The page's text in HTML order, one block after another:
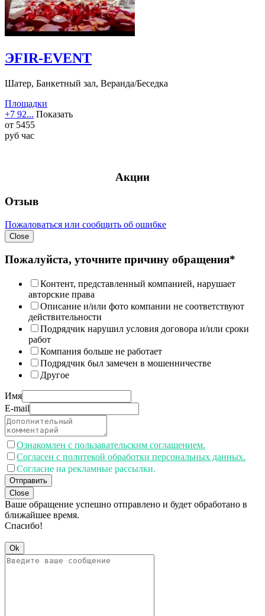
ЭFIR-EVENT
Шатер, Банкетный зал, Веранда/Беседка
Площадки
+7 92... Показать
от 5455
руб час
Акции
Отзыв
Пожаловаться или сообщить об ошибке
Close
Пожалуйста, уточните причину обращения*
Контент, представленный компанией, нарушает
авторские права
Описание и/или фото компании не соответствуют
действительности
Подрядчик нарушил условия договора и/или сроки
работ
Компания больше не работает
Подрядчик был замечен в мошенничестве
Другое
Имя
E-mail
Ознакомлен с пользавательским соглашением.
Согласен с политекой обработки персональных данных.
Согласие на рекламные рассылки.
Отправить
Close
Ваше обращение успешно отправлено и будет обработано в
ближайшее время.
Спасибо!
Ok